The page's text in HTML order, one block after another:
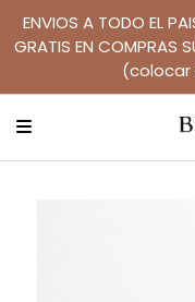
ENVIOS A TODO EL
GRATIS EN COMPRAS
(colocar